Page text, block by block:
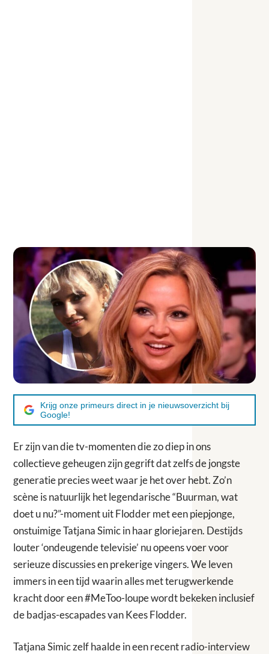
Krijg onze primeurs direct in je nieuwsoverzicht bij
Google!
Er zijn van die tv-momenten die zo diep in ons
collectieve geheugen zijn gegrift dat zelfs de jongste
generatie precies weet waar je het over hebt. Zo’n
scène is natuurlijk het legendarische “Buurman, wat
doet u nu?”-moment uit Flodder met een piepjonge,
onstuimige Tatjana Simic in haar gloriejaren. Destijds
louter ‘ondeugende televisie’ nu opeens voer voor
serieuze discussies en prekerige vingers. We leven
immers in een tijd waarin alles met terugwerkende
kracht door een #MeToo-loupe wordt bekeken inclusief
de badjas-escapades van Kees Flodder.
Tatjana Simic zelf haalde in een recent radio-interview